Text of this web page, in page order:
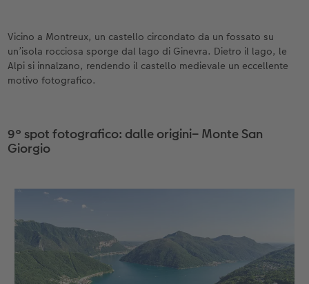
Vicino a Montreux, un castello circondato da un fossato su
un’isola rocciosa sporge dal lago di Ginevra. Dietro il lago, le
Alpi si innalzano, rendendo il castello medievale un eccellente
motivo fotografico.
9° spot fotografico: dalle origini– Monte San
Giorgio